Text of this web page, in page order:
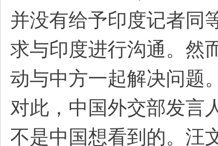
并没有给予印度记者同
求与印度进行沟通。然
动与中方一起解决问题
对此，中国外交部发言
不是中国想看到的。汪